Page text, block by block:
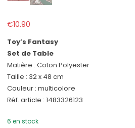
€10.90
Toy’s Fantasy
Set de Table
Matière : Coton Polyester
Taille : 32 x 48 cm
Couleur : multicolore
Réf. article : 1483326123
6 en stock